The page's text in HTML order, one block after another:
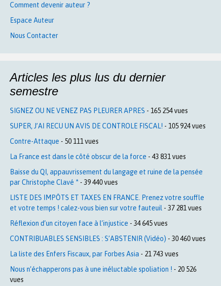
Comment devenir auteur ?
Espace Auteur
Nous Contacter
Articles les plus lus du dernier
semestre
SIGNEZ OU NE VENEZ PAS PLEURER APRES - 165 254 vues
SUPER, J’AI RECU UN AVIS DE CONTROLE FISCAL! - 105 924 vues
Contre-Attaque - 50 111 vues
La France est dans le côté obscur de la force - 43 831 vues
Baisse du QI, appauvrissement du langage et ruine de la pensée
par Christophe Clavé * - 39 440 vues
LISTE DES IMPÔTS ET TAXES EN FRANCE. Prenez votre souffle
et votre temps ! calez-vous bien sur votre fauteuil - 37 281 vues
Réflexion d’un citoyen face à l’injustice - 34 645 vues
CONTRIBUABLES SENSIBLES : S’ABSTENIR (Vidéo) - 30 460 vues
La liste des Enfers Fiscaux, par Forbes Asia - 21 743 vues
Nous n’échapperons pas à une inéluctable spoliation ! - 20 526
vues